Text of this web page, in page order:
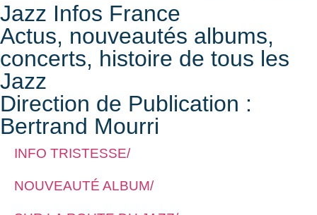
Jazz Infos France
Actus, nouveautés albums,
concerts, histoire de tous les
Jazz
Direction de Publication :
Bertrand Mourri
INFO TRISTESSE/
NOUVEAUTÉ ALBUM/